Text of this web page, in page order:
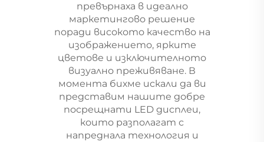
превърнаха в идеално
маркетингово решение
поради високото качество на
изображението, ярките
цветове и изключителното
визуално преживяване. В
момента бихме искали да ви
представим нашите добре
посрещнати LED дисплеи,
които разполагат с
напреднала технология и